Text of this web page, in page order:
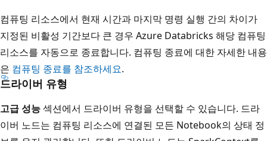
컴퓨팅 리소스에서 현재 시간과 마지막 명령 실행 간의 차이가
지정된 비활성 기간보다 큰 경우 Azure Databricks 해당 컴퓨팅
리소스를 자동으로 종료합니다. 컴퓨팅 종료에 대한 자세한 내용
은 컴퓨팅 종료를 참조하세요.
드라이버 유형
고급 성능섹션에서 드라이버 유형을 선택할 수 있습니다. 드라
이버 노드는 컴퓨팅 리소스에 연결된 모든 Notebook의 상태 정